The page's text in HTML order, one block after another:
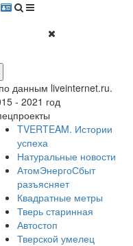
liveinternet.ru.
- 2021 год
TVERTEAM. Истории
успеха
Натуральные новости
АтомЭнергоСбыт
разъясняет
Квадратные метры
Тверь старинная
Автостоп
Тверской умелец